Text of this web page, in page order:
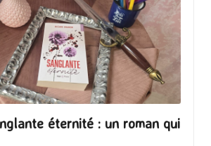
éternité : un roman qui